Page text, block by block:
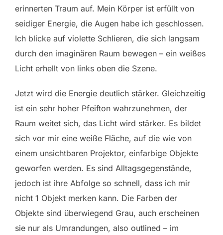
erinnerten Traum auf. Mein Körper ist erfüllt von
seidiger Energie, die Augen habe ich geschlossen.
Ich blicke auf violette Schlieren, die sich langsam
durch den imaginären Raum bewegen – ein weißes
Licht erhellt von links oben die Szene.
Jetzt wird die Energie deutlich stärker. Gleichzeitig
ist ein sehr hoher Pfeifton wahrzunehmen, der
Raum weitet sich, das Licht wird stärker. Es bildet
sich vor mir eine weiße Fläche, auf die wie von
einem unsichtbaren Projektor, einfarbige Objekte
geworfen werden. Es sind Alltagsgegenstände,
jedoch ist ihre Abfolge so schnell, dass ich mir
nicht 1 Objekt merken kann. Die Farben der
Objekte sind überwiegend Grau, auch erscheinen
sie nur als Umrandungen, also outlined – im